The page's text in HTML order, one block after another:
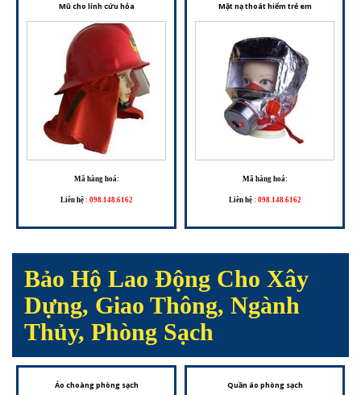
Mũ cho lính cứu hỏa
Mã hàng hoá:
Liên hệ : 098.148.6162
Mặt nạ thoát hiểm trẻ em
Mã hàng hoá:
Liên hệ : 098.148.6162
Bảo Hộ Lao Động Cho Xây
Dựng, Giao Thông, Ngành
Thủy, Phòng Sạch
Áo choàng phòng sạch Quần áo phòng sạch